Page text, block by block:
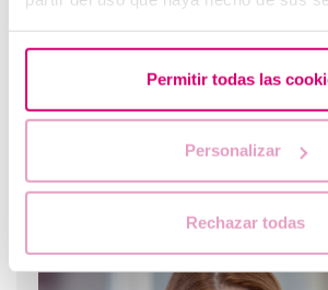
Permitir todas las
Personalizar
Rechazar todas